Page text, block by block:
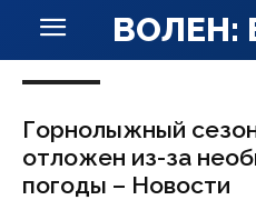
ВОЛЕН:
Горнолыжный
отложен из-за
погоды – Новости